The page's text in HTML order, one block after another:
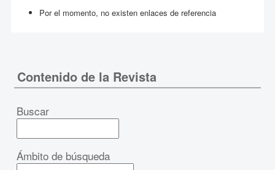
Por el momento, no existen enlaces de referencia
Contenido de la Revista
Buscar
Ámbito de búsqueda